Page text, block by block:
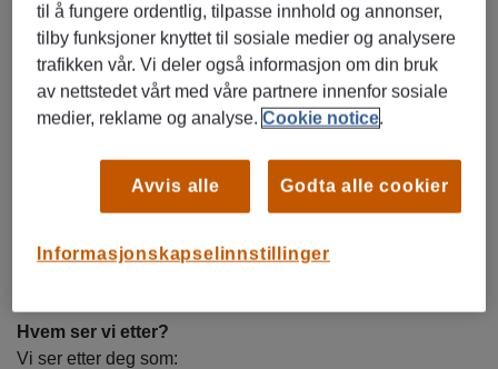
Mange kvadratmeter å dekke
Høyt aktivitetsnivå hele skiftet
Fysiske arbeidsoppgaver og tunge løft
Et lag som jobber sammen for å få alt til å flyte
23:00, avhengig av behov og skiftplan. Det er også viktig at
Hvem ser vi etter?
Vi ser etter deg som:
til å fungere ordentlig, tilpasse innhold og annonser,
tilby funksjoner knyttet til sosiale medier og analysere
trafikken vår. Vi deler også informasjon om din bruk
av nettstedet vårt med våre partnere innenfor sosiale
medier, reklame og analyse.Cookie notice.
Informasjonskapselinnstillinger
Avvis alle Godta alle cookier